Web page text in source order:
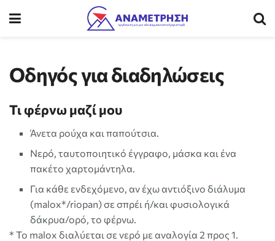
Οδηγός για διαδηλώσεις
Τι φέρνω μαζί μου
Άνετα ρούχα και παπούτσια.
Νερό, ταυτοποιητικό έγγραφο, μάσκα και ένα
πακέτο χαρτομάντηλα.
Για κάθε ενδεχόμενο, αν έχω αντιόξινο διάλυμα
(malox*/riopan) σε σπρέι ή/και φυσιολογικά
δάκρυα/ορό, το φέρνω.
* To malox διαλύεται σε νερό με αναλογία 2 προς 1.